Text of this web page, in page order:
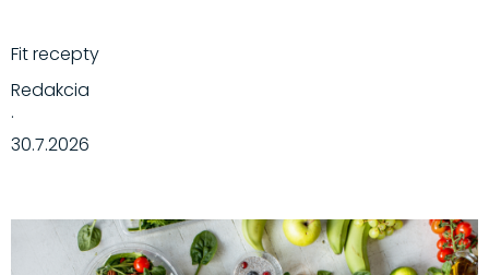
Fit recepty
Redakcia
·
30.7.2026